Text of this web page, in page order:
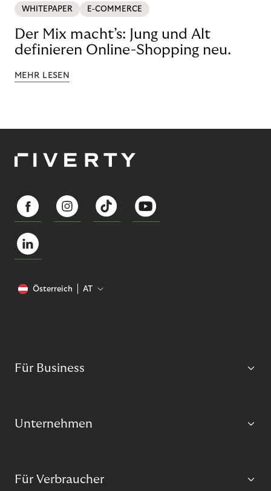
WHITEPAPER E-COMMERCE
Der Mix macht’s: Jung und Alt
definieren Online-Shopping neu.
MEHR LESEN
Österreich AT
Für Business
Unternehmen
Für Verbraucher